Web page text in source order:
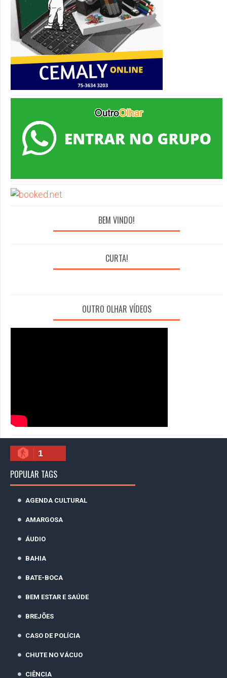
BEM VINDO!
CURTA!
OUTRO OLHAR VÍDEOS
1
POPULAR TAGS
AGENDA CULTURAL
AMARGOSA
ÁUDIO
BAHIA
BATE-BOCA
BEM ESTAR E SAÚDE
BREJÕES
CASO DE POLÍCIA
CHUTE NO VÁCUO
CIÊNCIA